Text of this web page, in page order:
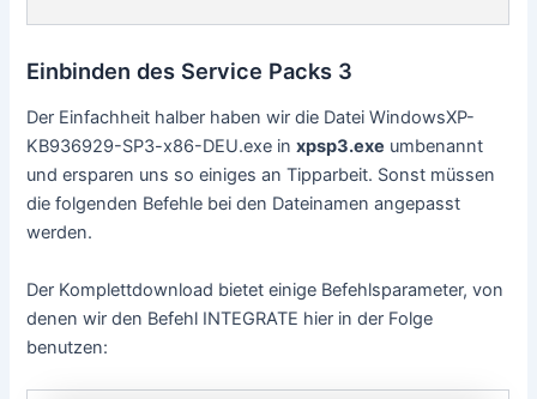
Einbinden des Service Packs 3
Der Einfachheit halber haben wir die Datei WindowsXP-
KB936929-SP3-x86-DEU.exe inxpsp3.exe umbenannt
und ersparen uns so einiges an Tipparbeit. Sonst müssen
die folgenden Befehle bei den Dateinamen angepasst
werden.
Der Komplettdownload bietet einige Befehlsparameter, von
denen wir den Befehl INTEGRATE hier in der Folge
benutzen: